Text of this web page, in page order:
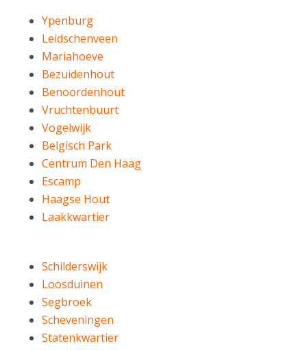
Ypenburg
Leidschenveen
Mariahoeve
Bezuidenhout
Benoordenhout
Vruchtenbuurt
Vogelwijk
Belgisch Park
Centrum Den Haag
Escamp
Haagse Hout
Laakkwartier
Schilderswijk
Loosduinen
Segbroek
Scheveningen
Statenkwartier